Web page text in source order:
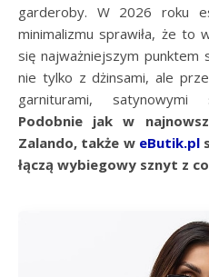
garderoby. W 2026 roku
minimalizmu sprawiła, że to
się najważniejszym punktem
nie tylko z dżinsami, ale
garniturami,
Podobnie jak w
Zalando, także w eButik.pl
łączą wybiegowy sznyt z